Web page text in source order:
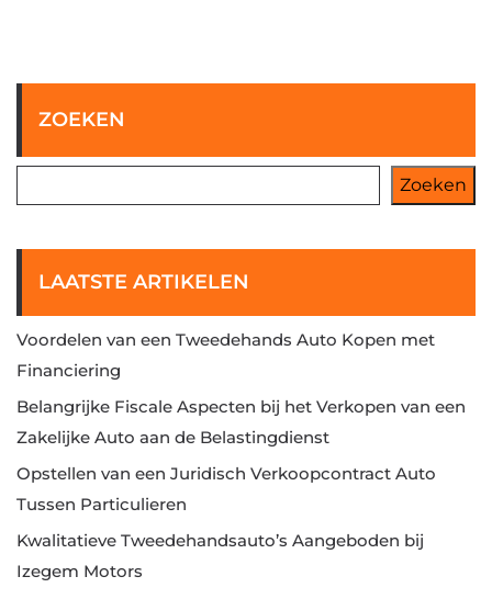
ZOEKEN
Zoeken
LAATSTE ARTIKELEN
Voordelen van een Tweedehands Auto Kopen met
Financiering
Belangrijke Fiscale Aspecten bij het Verkopen van een
Zakelijke Auto aan de Belastingdienst
Opstellen van een Juridisch Verkoopcontract Auto
Tussen Particulieren
Kwalitatieve Tweedehandsauto’s Aangeboden bij
Izegem Motors